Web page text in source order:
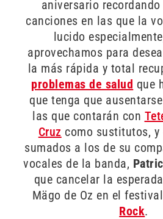
aniversario
canciones en las que la
lucido
aprovechamos para
la más rápida y total
problemas de salud que
que tenga que
las que contarán con
Cruz como sustitutos, y
sumados a los de su
vocales de la banda,
que cancelar la
Mägo de Oz en el festival
Rock.